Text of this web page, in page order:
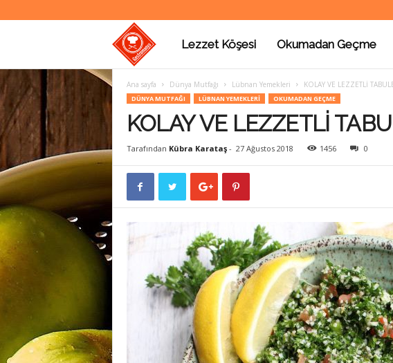
a
t
o
Lezzet Köşesi Okumadan Geçme
Ana sayfa Dünya Mutfağı Lübnan Yemekleri KOLAY VE LEZZETLİ
DÜNYA MUTFAĞI LÜBNAN YEMEKLERI OKUMADAN GEÇME
KOLAY VE LEZZETLİ
Tarafından Kübra Karataş- 27 Ağustos 2018 1456 0